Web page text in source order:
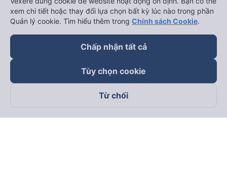
xem chi tiết hoặc thay đổi lựa chọn bất kỳ lúc nào trong phần
Quản lý cookie. Tìm hiểu thêm trong Chính sách Cookie.
Chấp nhận tất cả
Tùy chọn cookie
Từ chối